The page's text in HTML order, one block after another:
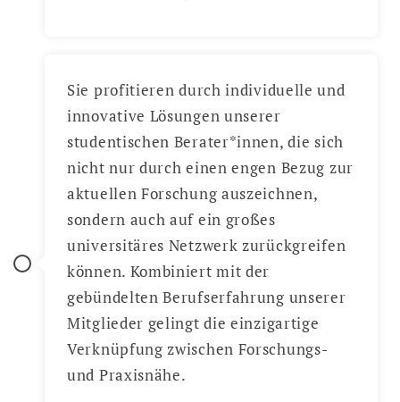
Sie profitieren durch individuelle und
innovative Lösungen unserer
studentischen Berater*innen, die sich
nicht nur durch einen engen Bezug zur
aktuellen Forschung auszeichnen,
sondern auch auf ein großes
universitäres Netzwerk zurückgreifen
können. Kombiniert mit der
gebündelten Berufserfahrung unserer
Mitglieder gelingt die einzigartige
Verknüpfung zwischen Forschungs-
und Praxisnähe.